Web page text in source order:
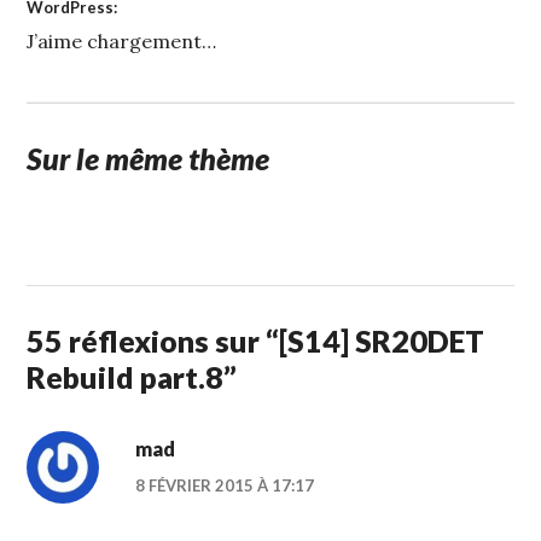
WordPress:
J’aime chargement…
Sur le même thème
2015
55 réflexions sur “[S14] SR20DET
Rebuild part.8”
mad
8 FÉVRIER 2015 À 17:17